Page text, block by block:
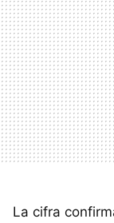
La cifra